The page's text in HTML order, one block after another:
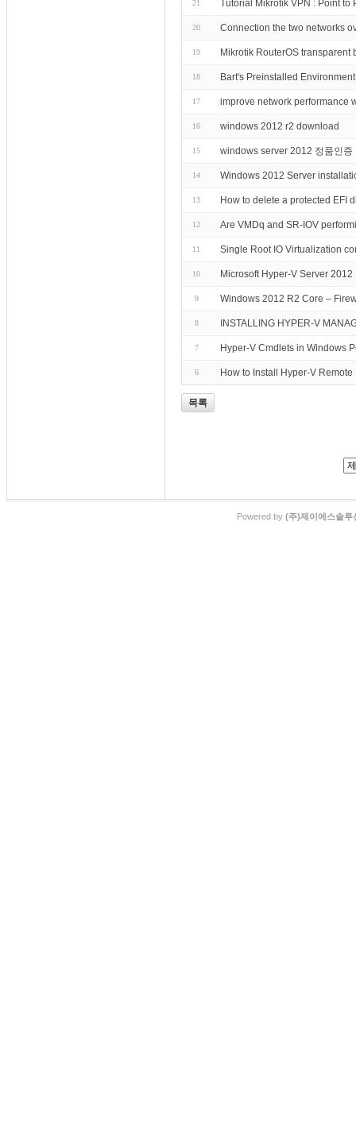
21 Tutorial Mikrotik VPN : Point to
20 Connection the two networks
19 Mikrotik RouterOS transparent
18 Bart's Preinstalled
17 improve network performance
16 windows 2012 r2 download
15 windows server 2012 정품인증
14 Windows 2012 Server
13 How to delete a protected EFI
12 Are VMDq and SR-IOV
11 Single Root IO Virtualization
10 Microsoft Hyper-V Server
9 Windows 2012 R2 Core –
8 INSTALLING HYPER-V
7 Hyper-V Cmdlets in Windows
6 How to Install Hyper-V
목록
Powered by (주)제이에스솔루